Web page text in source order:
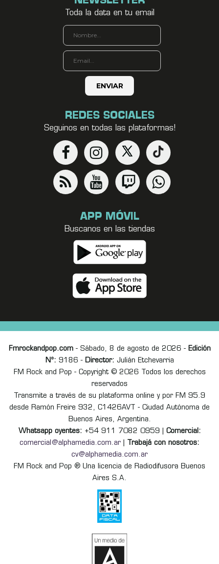
Toda la data en tu email
REDES SOCIALES
Seguinos en todas las plataformas!
APP MÓVIL
Buscanos en las tiendas
Fmrockandpop.com- Sábado, 8 de agosto de 2026 - Edición
Nº: 9186 - Director: Julián Etchevarria
FM Rock and Pop - Copyright © 2026 Todos los derechos
reservados
Transmite a través de su plataforma online y por FM 95.9
desde Ramón Freire 932, C1426AVT - Ciudad Autónoma de
Buenos Aires, Argentina.
Whatsapp oyentes: +54 911 7082 0959 | Comercial:
comercial@alphamedia.com.ar
Trabajá con nosotros:
cv@alphamedia.com.ar
FM Rock and Pop ® Una licencia de Radiodifusora Buenos
Aires S.A.